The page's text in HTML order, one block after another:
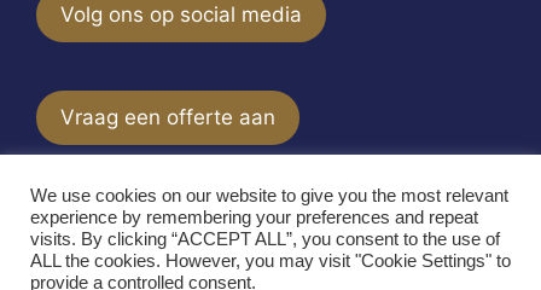
Volg ons op social media
Vraag een offerte aan
Aanvullende expertise
We use cookies on our website to give you the most relevant
experience by remembering your preferences and repeat
visits. By clicking “ACCEPT ALL”, you consent to the use of
ALL the cookies. However, you may visit "Cookie Settings" to
provide a controlled consent.